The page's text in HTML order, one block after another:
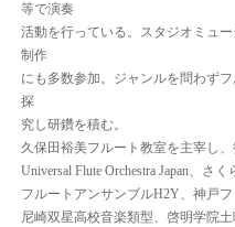
等で演奏
活動を行っている。スタジオミュ
制作
にも多数参加。ジャンルを問わず
探
究し研鑽を積む。
久保田裕美フルート教室を主宰し
Universal Flute Orchestra Japan、さ
フルートアンサンブルH2Y、神戸
尼崎双星高校音楽類型、啓明学院土